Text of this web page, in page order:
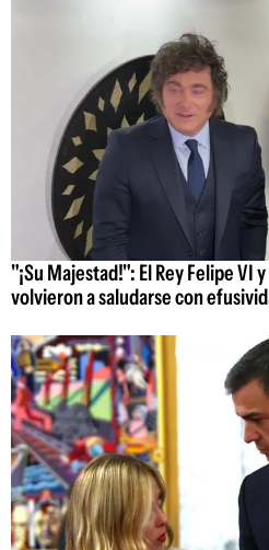
"¡Su Majestad!": El Rey Felipe VI
volvieron a saludarse con